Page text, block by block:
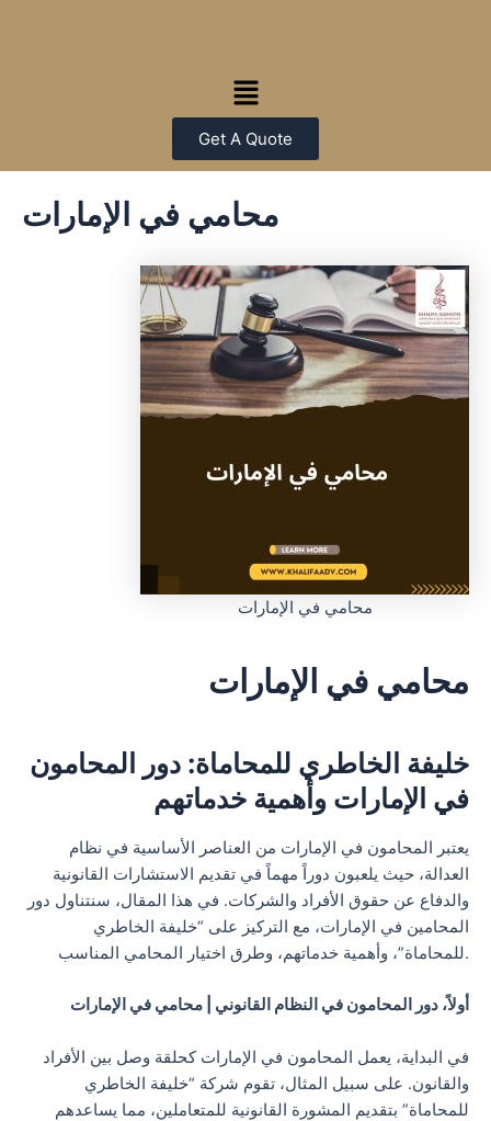
Menu
Get A Quote
محامي في الإمارات
محامي في الإمارات
محامي في الإمارات
خليفة الخاطري للمحاماة: دور المحامون
في الإمارات وأهمية خدماتهم
يعتبر المحامون في الإمارات من العناصر الأساسية في نظام
العدالة، حيث يلعبون دوراً مهماً في تقديم الاستشارات القانونية
والدفاع عن حقوق الأفراد والشركات. في هذا المقال، سنتناول دور
المحامين في الإمارات، مع التركيز على “خليفة الخاطري
للمحاماة”، وأهمية خدماتهم، وطرق اختيار المحامي المناسب.
أولاً، دور المحامون في النظام القانوني | محامي في الإمارات
في البداية، يعمل المحامون في الإمارات كحلقة وصل بين الأفراد
والقانون. على سبيل المثال، تقوم شركة “خليفة الخاطري
للمحاماة” بتقديم المشورة القانونية للمتعاملين، مما يساعدهم